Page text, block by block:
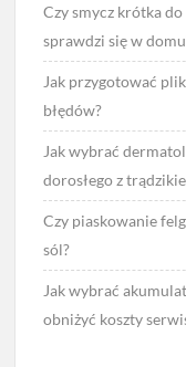
Czy smycz krótka
sprawdzi się w
Jak przygotować
błędów?
Jak wybrać
dorosłego z
Czy piaskowanie
sól?
Jak wybrać
obniżyć koszty